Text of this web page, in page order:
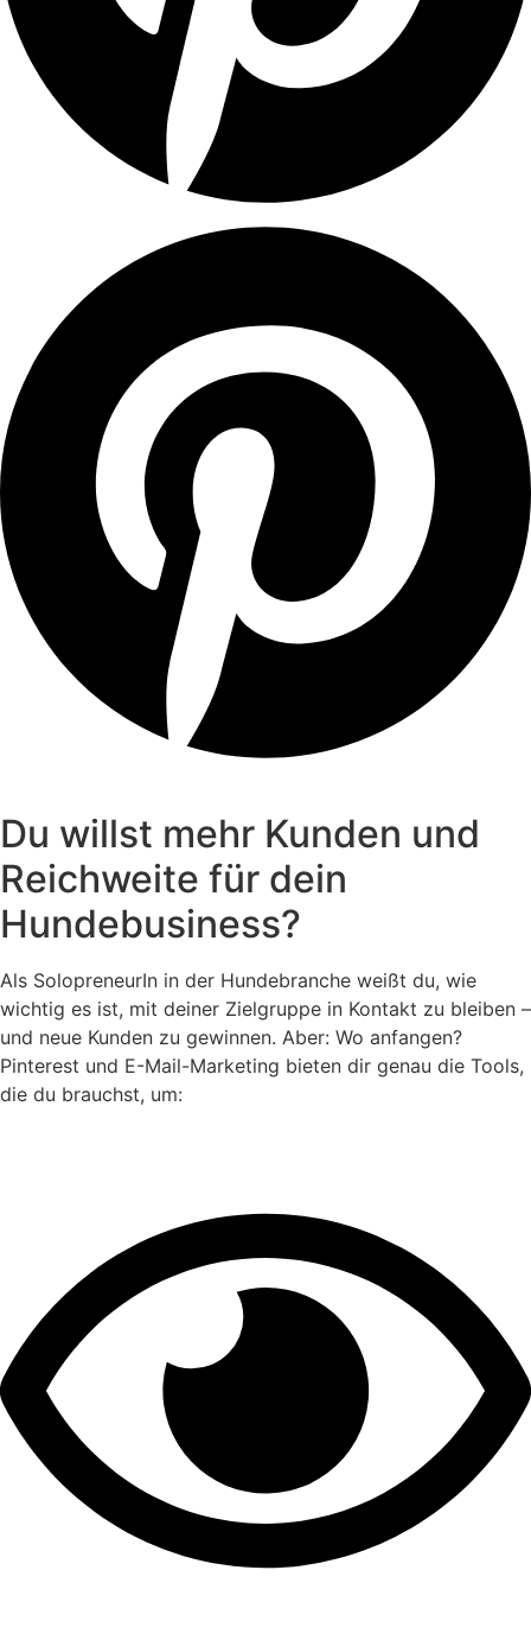
Du willst mehr Kunden und
Reichweite für dein
Hundebusiness?
Als SolopreneurIn in der Hundebranche weißt du, wie
wichtig es ist, mit deiner Zielgruppe in Kontakt zu bleiben –
und neue Kunden zu gewinnen. Aber: Wo anfangen?
Pinterest und E-Mail-Marketing bieten dir genau die Tools,
die du brauchst, um: